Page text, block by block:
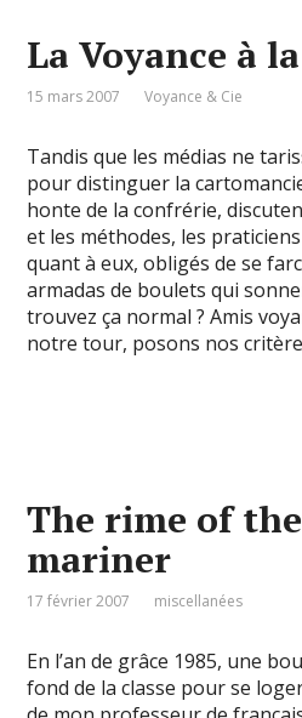
La Voyance à
15 mars 2007 Voyance & Cie
Tandis que les médias ne
pour distinguer la
honte de la confrérie,
et les méthodes, les
quant à eux, obligés de se
armadas de boulets qui
trouvez ça normal ? Amis
notre tour, posons nos
The rime of
mariner
17 février 2007 miscellanées
En l’an de grâce 1985, une
fond de la classe pour se